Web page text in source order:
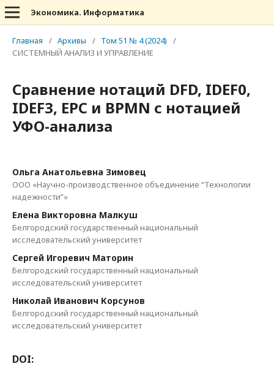
Экономика. Информатика
Главная / Архивы / Том 51 № 4 (2024)
/
СИСТЕМНЫЙ АНАЛИЗ И УПРАВЛЕНИЕ
Сравнение нотаций DFD, IDEF0,
IDEF3, EPC и BPMN с нотацией
УФО-анализа
Ольга Анатольевна Зимовец
ООО «Научно-производственное объединение “Технологии
надежности”»
Елена Викторовна Малкуш
Белгородский государственный национальный
исследовательский университет
Сергей Игоревич Маторин
Белгородский государственный национальный
исследовательский университет
Николай Иванович Корсунов
Белгородский государственный национальный
исследовательский университет
DOI: